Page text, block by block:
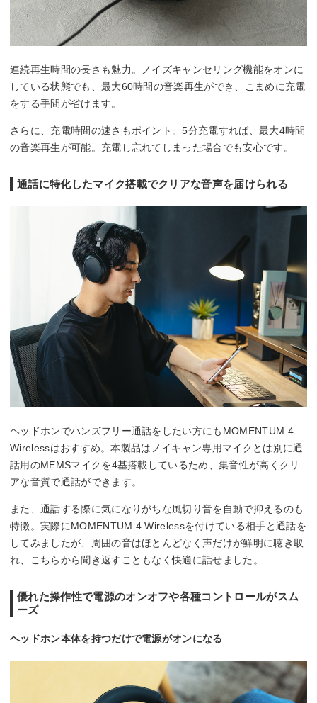
連続再生時間の長さも魅力。ノイズキャンセリング機能をオンに
している状態でも、最大60時間の音楽再生ができ、こまめに充電
をする手間が省けます。
さらに、充電時間の速さもポイント。5分充電すれば、最大4時間
の音楽再生が可能。充電し忘れてしまった場合でも安心です。
通話に特化したマイク搭載でクリアな音声を届けられる
ヘッドホンでハンズフリー通話をしたい方にもMOMENTUM 4
Wirelessはおすすめ。本製品はノイキャン専用マイクとは別に通
話用のMEMSマイクを4基搭載しているため、集音性が高くクリ
アな音質で通話ができます。
また、通話する際に気になりがちな風切り音を自動で抑えるのも
特徴。実際にMOMENTUM 4 Wirelessを付けている相手と通話を
してみましたが、周囲の音はほとんどなく声だけが鮮明に聴き取
れ、こちらから聞き返すこともなく快適に話せました。
優れた操作性で電源のオンオフや各種コントロールがスム
ーズ
ヘッドホン本体を持つだけで電源がオンになる